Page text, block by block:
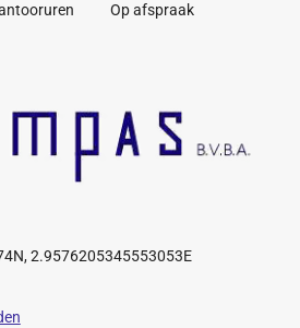
kantooruren Op afspraak
2.9576205345553053E